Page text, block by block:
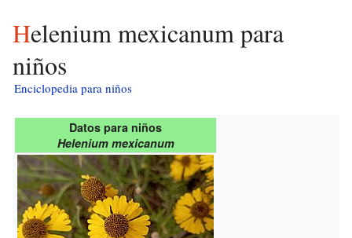
Helenium mexicanum para
niños
Enciclopedia para niños
Datos para niños
Helenium mexicanum